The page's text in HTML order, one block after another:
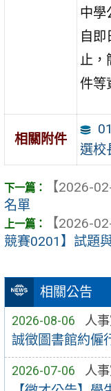
相關公告
2026-08-06 人
誠徵圖書館約僱
2026-07-06 人
中學
自即
止，
件等
相關附件
選校
【2026-
名單
【2026-
競賽0201】試題